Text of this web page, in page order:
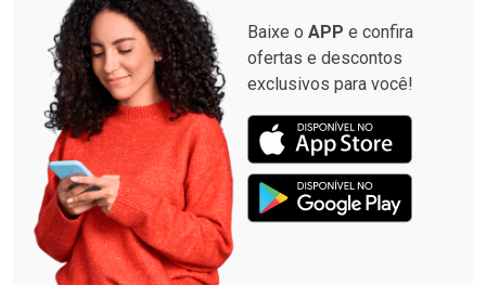
Baixe o APP e confira
ofertas e descontos
exclusivos para você!